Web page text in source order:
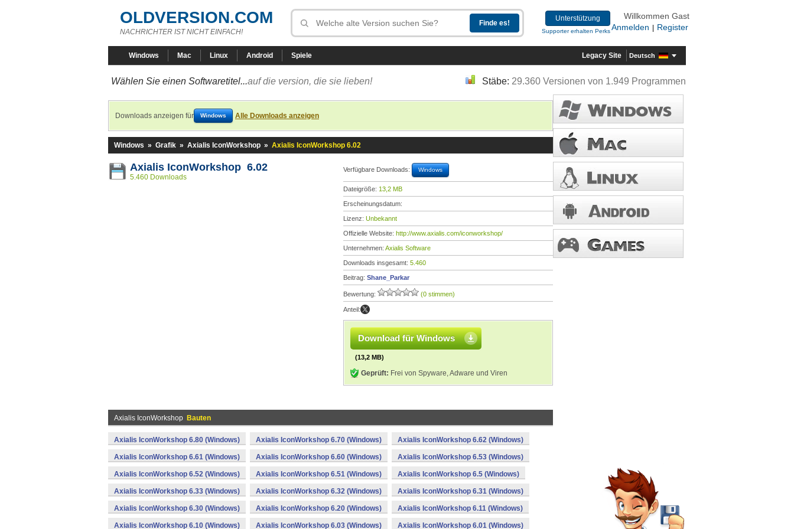
OLDVERSION.COM
NACHRICHTER IST NICHT EINFACH!
Unterstützung
Supporter erhalten Perks
Willkommen Gast
Anmelden
Register
Windows Mac Linux Android Spiele Legacy Site Deutsch
Wählen Sie einen Softwaretitel...auf die version, die sie lieben! Stäbe: 29.360 Versionen von 1.949 Programmen
Downloads anzeigen für Windows Alle Downloads anzeigen
Windows » Grafik » Axialis IconWorkshop » Axialis IconWorkshop 6.02
Axialis IconWorkshop 6.02
5.460 Downloads
Verfügbare Downloads: Windows
Dateigröße: 13,2 MB
Erscheinungsdatum:
Lizenz: Unbekannt
Offizielle Website: http://www.axialis.com/iconworkshop/
Unternehmen: Axialis Software
Downloads insgesamt: 5.460
Beitrag: Shane_Parkar
Bewertung: (0 stimmen)
Anteil:
Download für Windows
(13,2 MB)
Geprüft: Frei von Spyware, Adware und Viren
Axialis IconWorkshop Bauten
Axialis IconWorkshop 6.80 (Windows) Axialis IconWorkshop 6.70 (Windows) Axialis IconWorkshop 6.62 (Windows)
Axialis IconWorkshop 6.61 (Windows) Axialis IconWorkshop 6.60 (Windows) Axialis IconWorkshop 6.53 (Windows)
Axialis IconWorkshop 6.52 (Windows) Axialis IconWorkshop 6.51 (Windows) Axialis IconWorkshop 6.5 (Windows)
Axialis IconWorkshop 6.33 (Windows) Axialis IconWorkshop 6.32 (Windows) Axialis IconWorkshop 6.31 (Windows)
Axialis IconWorkshop 6.30 (Windows) Axialis IconWorkshop 6.20 (Windows) Axialis IconWorkshop 6.11 (Windows)
Axialis IconWorkshop 6.10 (Windows) Axialis IconWorkshop 6.03 (Windows) Axialis IconWorkshop 6.01 (Windows)